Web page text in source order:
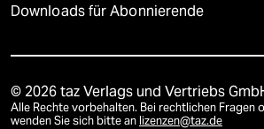
Downloads für Abonnierende
© 2026 taz Verlags und Vertriebs
Alle Rechte vorbehalten. Bei rechtlichen Fragen
wenden Sie sich bitte an lizenzen@taz.de